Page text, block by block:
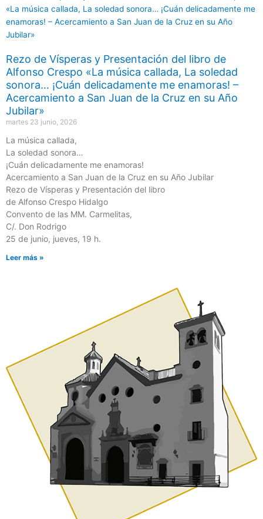
Rezo de Vísperas y Presentación del libro de
Alfonso Crespo «La música callada, La soledad
sonora… ¡Cuán delicadamente me enamoras! –
Acercamiento a San Juan de la Cruz en su Año
Jubilar»
martes 23 junio, 2026
La música callada,
La soledad sonora…
¡Cuán delicadamente me enamoras!
Acercamiento a San Juan de la Cruz en su Año Jubilar
Rezo de Vísperas y Presentación del libro
de Alfonso Crespo Hidalgo
Convento de las MM. Carmelitas,
C/. Don Rodrigo
25 de junio, jueves, 19 h.
Leer más »